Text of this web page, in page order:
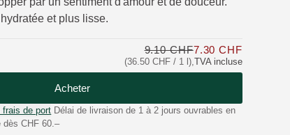
et plus lisse.
(36.50 CHF / 1 l),TVA incluse
9.10 CHF7.30 CHF
Acheter
frais de port Délai de livraison de 1 à 2 jours ouvrables en
dès CHF 60.–